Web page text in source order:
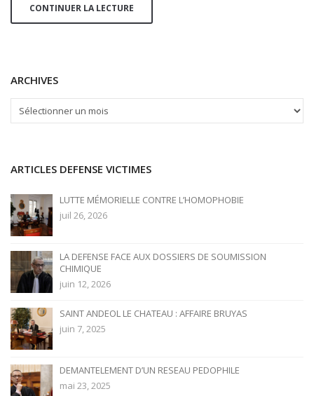
de
en
à
CONTINUER LA LECTURE
ARCHIVES
ARCHIVES
ARTICLES DEFENSE VICTIMES
LUTTE MÉMORIELLE CONTRE L’HOMOPHOBIE
juil 26, 2026
LA DEFENSE FACE AUX DOSSIERS DE SOUMISSION
CHIMIQUE
juin 12, 2026
SAINT ANDEOL LE CHATEAU : AFFAIRE BRUYAS
juin 7, 2025
DEMANTELEMENT D’UN RESEAU PEDOPHILE
mai 23, 2025